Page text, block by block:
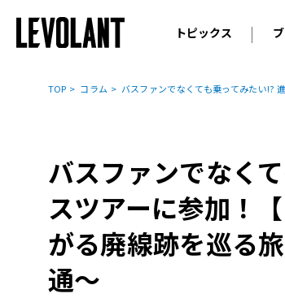
トピックス
ニュース
コラム
輸
TOP コラム バスファンでなくても乗ってみたい!?
バスファンでなく
スツアーに参加！
がる廃線跡を巡る
通～